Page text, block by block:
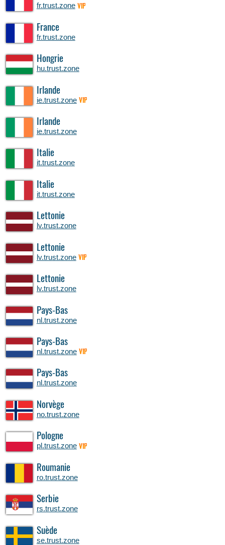
fr.trust.zone VIP
France
fr.trust.zone
Hongrie
hu.trust.zone
Irlande
ie.trust.zone VIP
Irlande
ie.trust.zone
Italie
it.trust.zone
Italie
it.trust.zone
Lettonie
lv.trust.zone
Lettonie
lv.trust.zone VIP
Lettonie
lv.trust.zone
Pays-Bas
nl.trust.zone
Pays-Bas
nl.trust.zone VIP
Pays-Bas
nl.trust.zone
Norvège
no.trust.zone
Pologne
pl.trust.zone VIP
Roumanie
ro.trust.zone
Serbie
rs.trust.zone
Suède
se.trust.zone